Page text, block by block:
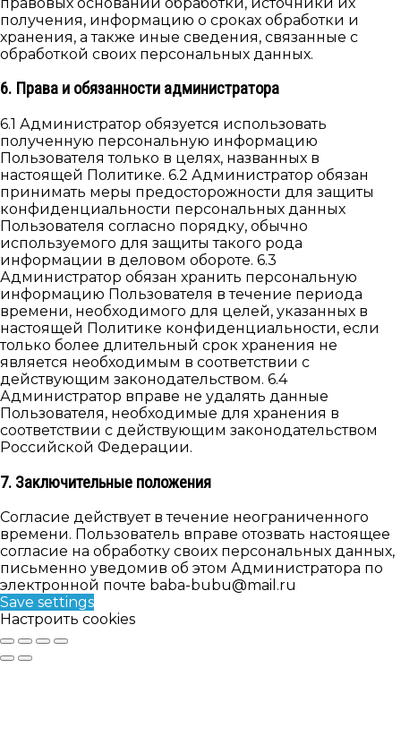
получения, информацию о сроках обработки и
хранения, а также иные сведения, связанные с
обработкой своих персональных данных.
6. Права и обязанности администратора
6.1 Администратор обязуется использовать
полученную персональную информацию
Пользователя только в целях, названных в
настоящей Политике. 6.2 Администратор обязан
принимать меры предосторожности для защиты
конфиденциальности персональных данных
Пользователя согласно порядку, обычно
используемого для защиты такого рода
информации в деловом обороте. 6.3
Администратор обязан хранить персональную
информацию Пользователя в течение периода
времени, необходимого для целей, указанных в
настоящей Политике конфиденциальности, если
только более длительный срок хранения не
является необходимым в соответствии с
действующим законодательством. 6.4
Администратор вправе не удалять данные
Пользователя, необходимые для хранения в
соответствии с действующим законодательством
Российской Федерации.
7. Заключительные положения
Согласие действует в течение неограниченного
времени. Пользователь вправе отозвать настоящее
согласие на обработку своих персональных данных,
письменно уведомив об этом Администратора по
электронной почте baba-bubu@mail.ru
Save settings
Настроить cookies